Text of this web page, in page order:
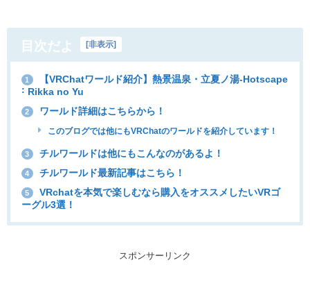
目次だよ 非表示
1
【VRChatワールド紹介】熱景温泉・立夏ノ湯-Hotscape
˸ Rikka no Yu
2 ワールド詳細はこちらから！
このブログでは他にもVRChatのワールドを紹介しています！
3 チルワールドは他にもこんなのがあるよ！
4 チルワールド最新記事はこちら！
5
VRchatを本気で楽しむなら購入をオススメしたいVRゴ
ーグル3選！
スポンサーリンク